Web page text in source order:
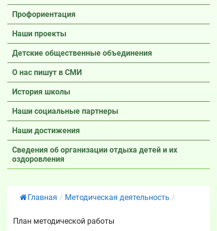
Профориентация
Наши проекты
Детские общественные объединения
О нас пишут в СМИ
История школы
Наши социальные партнеры
Наши достижения
Сведения об организации отдыха детей и их
оздоровления
Главная / Методическая деятельность /
План методической работы